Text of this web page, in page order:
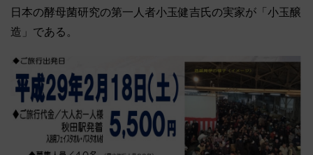
日本の酵母菌研究の第一人者小玉健吉氏の実家が「小玉醸
造」である。